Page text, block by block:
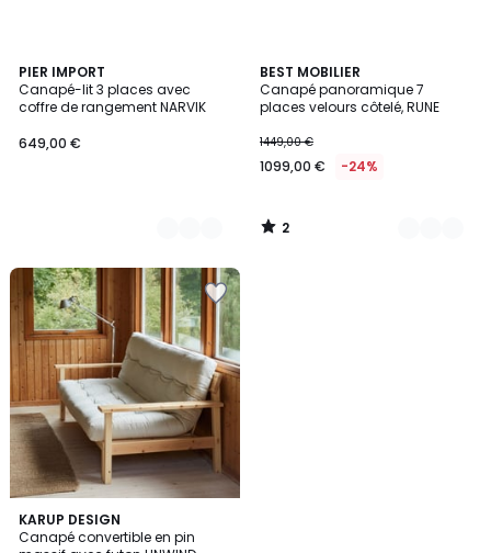
PIER IMPORT
Canapé-lit 3 places avec
coffre de rangement NARVIK
649,00 €
2
Couleurs
BEST MOBILIER
Canapé panoramique 7
places velours côtelé, RUNE
1449,00 €
1099,00 € -24%
2
/
5
6
Couleurs
2
/
KARUP DESIGN
Canapé convertible en pin
2
Couleurs